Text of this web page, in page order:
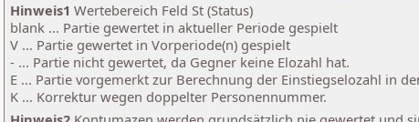
Hinweis1 Wertebereich Feld St (Status)
blank ... Partie gewertet in aktueller Periode gespielt
V ... Partie gewertet in Vorperiode(n) gespielt
- ... Partie nicht gewertet, da Gegner keine Elozahl hat.
E ... Partie vorgemerkt zur Berechnung der Einstiegselozahl in
K ... Korrektur wegen doppelter Personennummer.